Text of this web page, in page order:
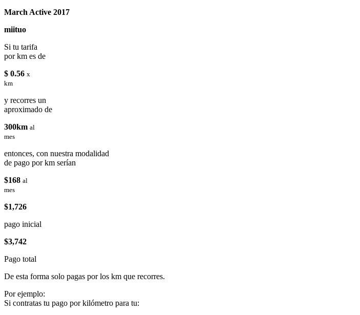
March Active 2017
miituo
Si tu tarifa
por km es de
$ 0.56 x
km
y recorres un
aproximado de
300km al
mes
entonces, con nuestra modalidad
de pago por km serían
$168 al
mes
$1,726
pago inicial
$3,742
Pago total
De esta forma solo pagas por los km que recorres.
Por ejemplo:
Si contratas tu pago por kilómetro para tu: